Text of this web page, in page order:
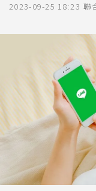
2023-09-25 18:23 聯